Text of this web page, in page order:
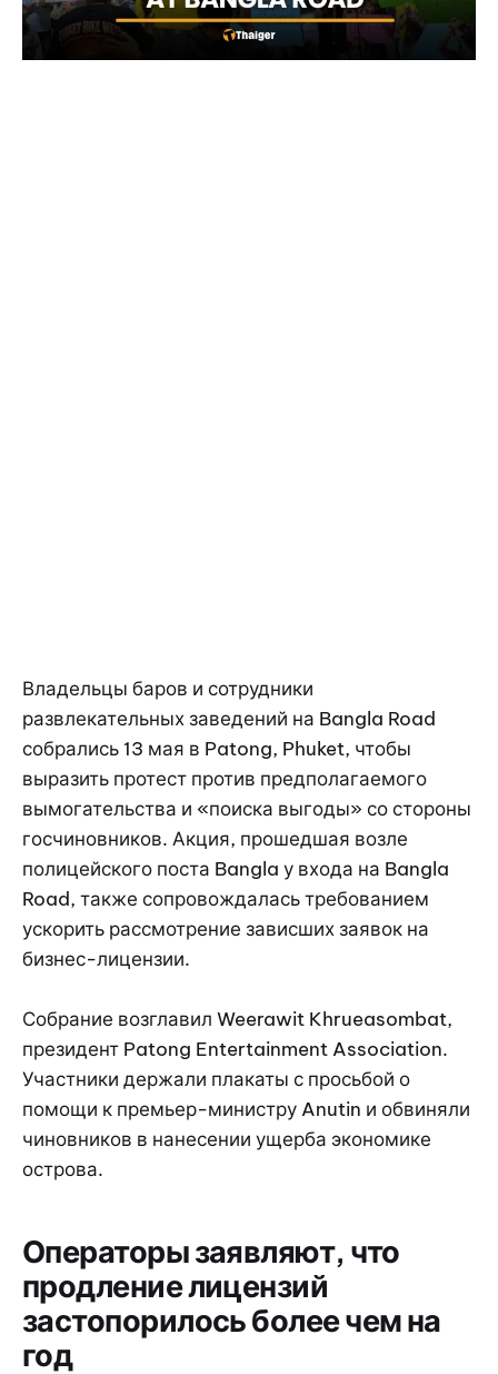
Владельцы баров и сотрудники
развлекательных заведений на Bangla Road
собрались 13 мая в Patong, Phuket, чтобы
выразить протест против предполагаемого
вымогательства и «поиска выгоды» со стороны
госчиновников. Акция, прошедшая возле
полицейского поста Bangla у входа на Bangla
Road, также сопровождалась требованием
ускорить рассмотрение зависших заявок на
бизнес-лицензии.
Собрание возглавил Weerawit Khrueasombat,
президент Patong Entertainment Association.
Участники держали плакаты с просьбой о
помощи к премьер-министру Anutin и обвиняли
чиновников в нанесении ущерба экономике
острова.
Операторы заявляют, что
продление лицензий
застопорилось более чем на
год